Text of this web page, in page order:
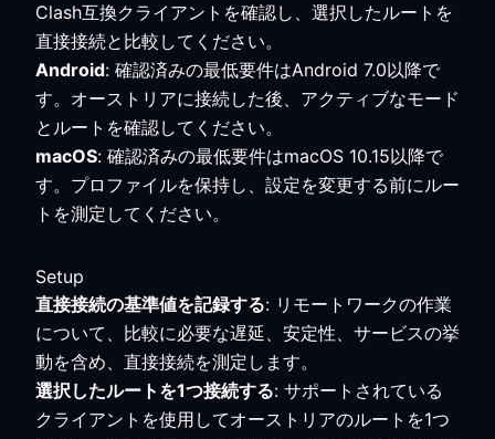
Clash互換クライアントを確認し、選択したルートを
直接接続と比較してください。
Android: 確認済みの最低要件はAndroid 7.0以降で
す。オーストリアに接続した後、アクティブなモード
とルートを確認してください。
macOS: 確認済みの最低要件はmacOS 10.15以降で
す。プロファイルを保持し、設定を変更する前にルー
トを測定してください。
Setup
直接接続の基準値を記録する: リモートワークの作業
について、比較に必要な遅延、安定性、サービスの挙
動を含め、直接接続を測定します。
選択したルートを1つ接続する: サポートされている
クライアントを使用してオーストリアのルートを1つ